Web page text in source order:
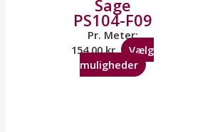
Sage
PS104-F09
Pr. Meter:
154,00kr.
Vælg
muligheder